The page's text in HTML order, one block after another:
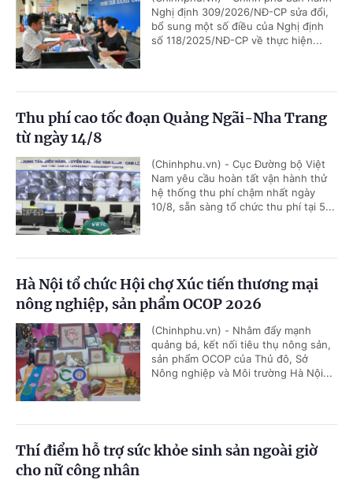
Nghị định 309/2026/NĐ-CP sửa đổi,
bổ sung một số điều của Nghị định
số 118/2025/NĐ-CP về thực hiện...
Thu phí cao tốc đoạn Quảng Ngãi-Nha Trang
từ ngày 14/8
(Chinhphu.vn) - Cục Đường bộ Việt
Nam yêu cầu hoàn tất vận hành thử
hệ thống thu phí chậm nhất ngày
10/8, sẵn sàng tổ chức thu phí tại 5...
Hà Nội tổ chức Hội chợ Xúc tiến thương mại
nông nghiệp, sản phẩm OCOP 2026
(Chinhphu.vn) - Nhằm đẩy mạnh
quảng bá, kết nối tiêu thụ nông sản,
sản phẩm OCOP của Thủ đô, Sở
Nông nghiệp và Môi trường Hà Nội...
Thí điểm hỗ trợ sức khỏe sinh sản ngoài giờ
cho nữ công nhân